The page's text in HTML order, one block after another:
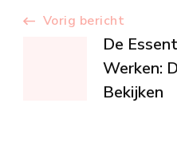
Vorig bericht
De
Werken:
Bekijken